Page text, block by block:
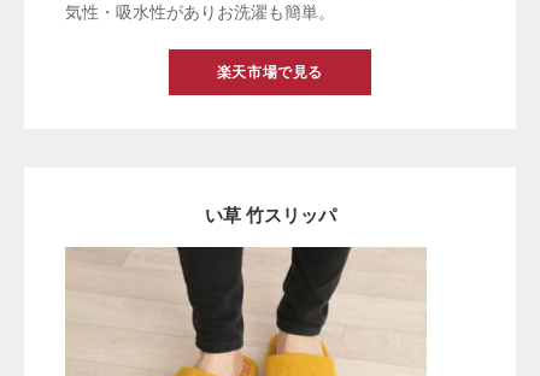
気性・吸水性がありお洗濯も簡単。
楽天市場で見る
い草 竹スリッパ